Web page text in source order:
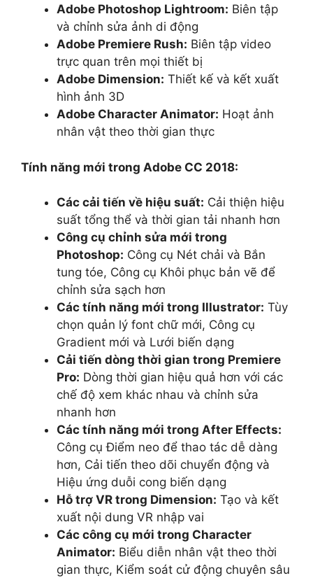
Adobe Photoshop Lightroom: Biên tập
và chỉnh sửa ảnh di động
Adobe Premiere Rush: Biên tập video
trực quan trên mọi thiết bị
Adobe Dimension: Thiết kế và kết xuất
hình ảnh 3D
Adobe Character Animator: Hoạt ảnh
nhân vật theo thời gian thực
Tính năng mới trong Adobe CC 2018:
Các cải tiến về hiệu suất: Cải thiện hiệu
suất tổng thể và thời gian tải nhanh hơn
Công cụ chỉnh sửa mới trong
Photoshop: Công cụ Nét chải và Bắn
tung tóe, Công cụ Khôi phục bản vẽ để
chỉnh sửa sạch hơn
Các tính năng mới trong Illustrator: Tùy
chọn quản lý font chữ mới, Công cụ
Gradient mới và Lưới biến dạng
Cải tiến dòng thời gian trong Premiere
Pro: Dòng thời gian hiệu quả hơn với các
chế độ xem khác nhau và chỉnh sửa
nhanh hơn
Các tính năng mới trong After Effects:
Công cụ Điểm neo để thao tác dễ dàng
hơn, Cải tiến theo dõi chuyển động và
Hiệu ứng duỗi cong biến dạng
Hỗ trợ VR trong Dimension: Tạo và kết
xuất nội dung VR nhập vai
Các công cụ mới trong Character
Animator: Biểu diễn nhân vật theo thời
gian thực, Kiểm soát cử động chuyên sâu